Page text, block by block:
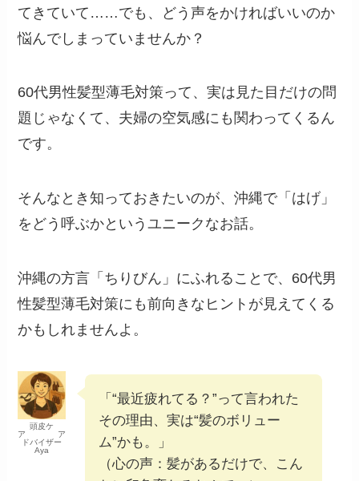
てきていて……でも、どう声をかければいいのか
悩んでしまっていませんか？
60代男性髪型薄毛対策って、実は見た目だけの問
題じゃなくて、夫婦の空気感にも関わってくるん
です。
そんなとき知っておきたいのが、沖縄で「はげ」
をどう呼ぶかというユニークなお話。
沖縄の方言「ちりびん」にふれることで、60代男
性髪型薄毛対策にも前向きなヒントが見えてくる
かもしれませんよ。
頭皮ケ
ア ア
ドバイザー
Aya
「“最近疲れてる？”って言われた
その理由、実は“髪のボリュー
ム”かも。」
（心の声：髪があるだけで、こん